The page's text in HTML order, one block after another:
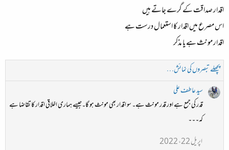
اقدار صداقت کے گرے جاتے ہیں
اس مصرع میں اقدار کا استعمال درست ہے
اقدار مونث ہے یا مذکر
پچھلے تبصروں کی نمائش…
سید عاطف علی
قدر کی جمع ہے اور قدر مونث ہے۔ سو اقدار بھی مونث ہو گا۔جیسے ہماری اخلاقی اقدار کا تقاضا ہے
کہ۔۔۔
اپریل 22، 2022